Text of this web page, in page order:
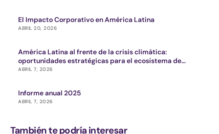
El Impacto Corporativo en América Latina
ABRIL 20, 2026
América Latina al frente de la crisis climática:
oportunidades estratégicas para el ecosistema de
impacto
ABRIL 7, 2026
Informe anual 2025
ABRIL 7, 2026
También te podría interesar